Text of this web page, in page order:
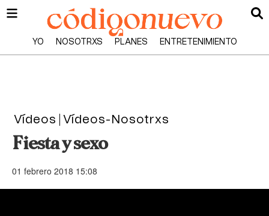
YO NOSOTRXS PLANES ENTRETENIMIENTO
Vídeos Vídeos-Nosotrxs
Fiesta y sexo
01 febrero 2018 15:08